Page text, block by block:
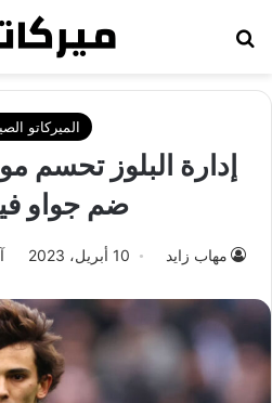
الميركاتو
إدارة البلوز تحسم
ضم جواو
مهاب زايد 10 أبريل، 2023